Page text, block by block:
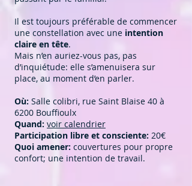
Il est toujours préférable de commencer
une constellation avec une intention
claire en tête.
Mais n’en auriez-vous pas, pas
d’inquiétude: elle s’amenuisera sur
place, au moment d’en parler.
Où: Salle colibri, rue Saint Blaise 40 à
6200 Bouffioulx
Quand: voir calendrier
Participation libre et consciente: 20€
Quoi amener: couvertures pour propre
confort; une intention de travail.